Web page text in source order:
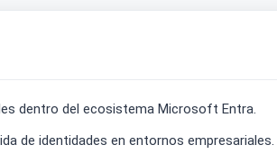
dentro del ecosistema Microsoft Entra.
de identidades en entornos empresariales.